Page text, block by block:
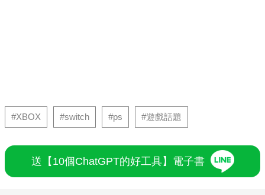
#XBOX #switch #ps #遊戲話題
送【10個ChatGPT的好工具】電子書